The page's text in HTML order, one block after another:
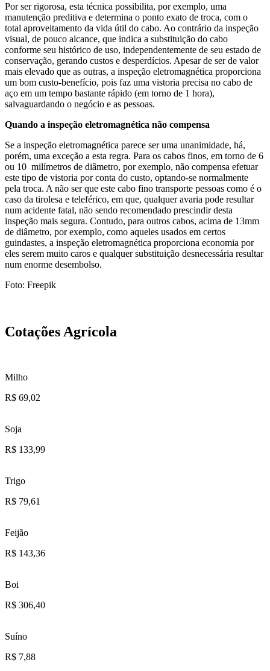
Por ser rigorosa, esta técnica possibilita, por exemplo, uma
manutenção preditiva e determina o ponto exato de troca, com o
total aproveitamento da vida útil do cabo. Ao contrário da inspeção
visual, de pouco alcance, que indica a substituição do cabo
conforme seu histórico de uso, independentemente de seu estado de
conservação, gerando custos e desperdícios. Apesar de ser de valor
mais elevado que as outras, a inspeção eletromagnética proporciona
um bom custo-benefício, pois faz uma vistoria precisa no cabo de
aço em um tempo bastante rápido (em torno de 1 hora),
salvaguardando o negócio e as pessoas.
Quando a inspeção eletromagnética não compensa
Se a inspeção eletromagnética parece ser uma unanimidade, há,
porém, uma exceção a esta regra. Para os cabos finos, em torno de 6
ou 10 milímetros de diâmetro, por exemplo, não compensa efetuar
este tipo de vistoria por conta do custo, optando-se normalmente
pela troca. A não ser que este cabo fino transporte pessoas como é o
caso da tirolesa e teleférico, em que, qualquer avaria pode resultar
num acidente fatal, não sendo recomendado prescindir desta
inspeção mais segura. Contudo, para outros cabos, acima de 13mm
de diâmetro, por exemplo, como aqueles usados em certos
guindastes, a inspeção eletromagnética proporciona economia por
eles serem muito caros e qualquer substituição desnecessária resultar
num enorme desembolso.
Foto: Freepik
Cotações Agrícola
Milho
R$ 69,02
Soja
R$ 133,99
Trigo
R$ 79,61
Feijão
R$ 143,36
Boi
R$ 306,40
Suíno
R$ 7,88